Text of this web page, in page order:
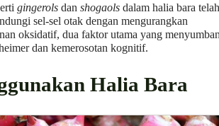
gingerols dan shogaols dalam halia bara telah
sel-sel otak dengan mengurangkan
oksidatif, dua faktor utama yang
dan kemerosotan kognitif.
Halia Bara